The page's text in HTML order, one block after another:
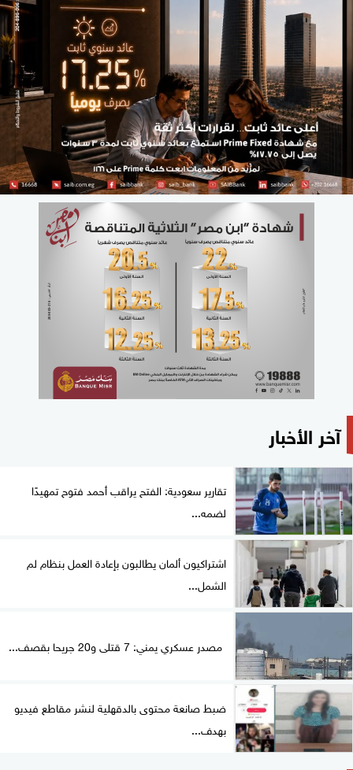
آخر الأخبار
تقارير سعودية: الفتح يراقب أحمد فتوح تمهيدًا
لضمه...
اشتراكيون ألمان يطالبون بإعادة العمل بنظام لم
الشمل...
مصدر عسكري يمني: 7 قتلى و20 جريحا بقصف...
ضبط صانعة محتوى بالدقهلية لنشر مقاطع فيديو
بهدف...